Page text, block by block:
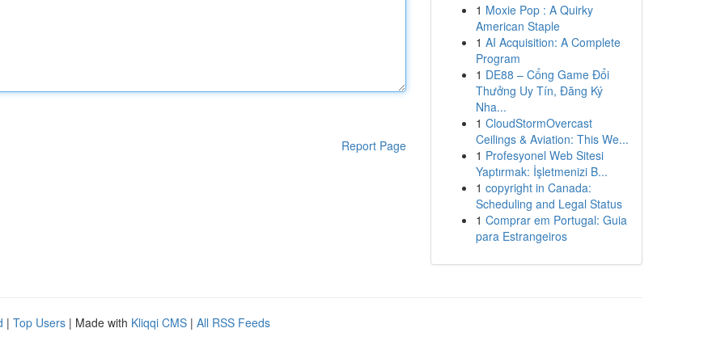
Report Page
1 Moxie Pop : A Quirky
American Staple
1 AI Acquisition: A Complete
Program
1 DE88 – Cổng Game Đổi
Thưởng Uy Tín, Đăng Ký
Nha...
1 CloudStormOvercast
Ceilings & Aviation: This We...
1 Profesyonel Web Sitesi
Yaptırmak: İşletmenizi B...
1 copyright in Canada:
Scheduling and Legal Status
1 Comprar em Portugal: Guia
para Estrangeiros
| Top Users | Made with Kliqqi CMS | All RSS Feeds